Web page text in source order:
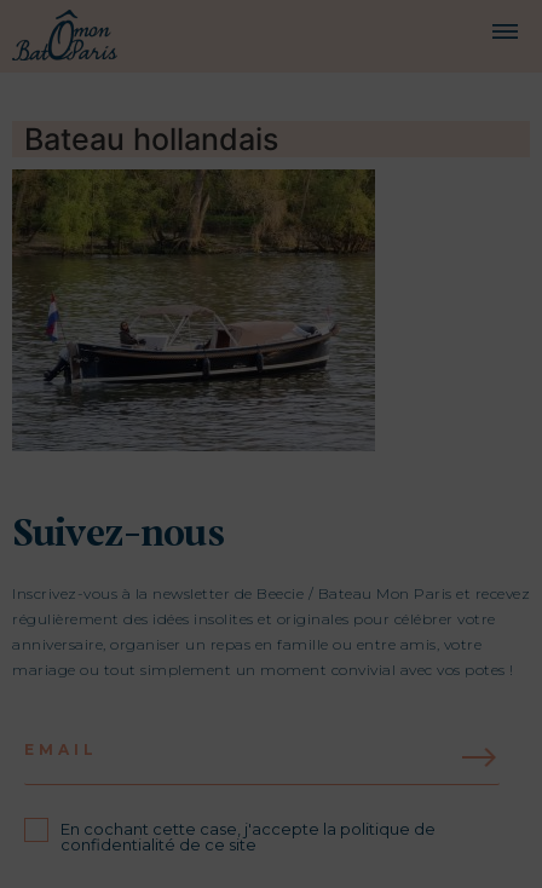
BATEAUX
CROISIÈRES
SERVICES
PRESTATIONS
ÉQUIPAGE
JOURNAL DE BORD
PRESSE
Bateau hollandais
Suivez-nous
Inscrivez-vous à la newsletter de Beecie / Bateau Mon Paris et recevez
régulièrement des idées insolites et originales pour célébrer votre
anniversaire, organiser un repas en famille ou entre amis, votre
mariage ou tout simplement un moment convivial avec vos potes !
EMAIL
En cochant cette case, j'accepte la politique de
confidentialité de ce site